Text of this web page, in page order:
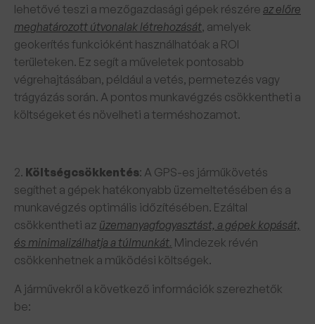
lehetővé teszi a mezőgazdasági gépek részére az előre
meghatározott útvonalak létrehozását, amelyek
geokerítés funkcióként használhatóak a ROI
területeken. Ez segít a műveletek pontosabb
végrehajtásában, például a vetés, permetezés vagy
trágyázás során. A pontos munkavégzés csökkentheti a
költségeket és növelheti a terméshozamot.
2. Költségcsökkentés: A GPS-es járműkövetés
segíthet a gépek hatékonyabb üzemeltetésében és a
munkavégzés optimális időzítésében. Ezáltal
csökkentheti az üzemanyagfogyasztást, a gépek kopását,
és minimalizálhatja a túlmunkát. Mindezek révén
csökkenhetnek a működési költségek.
A járművekről a következő információk szerezhetők
be: